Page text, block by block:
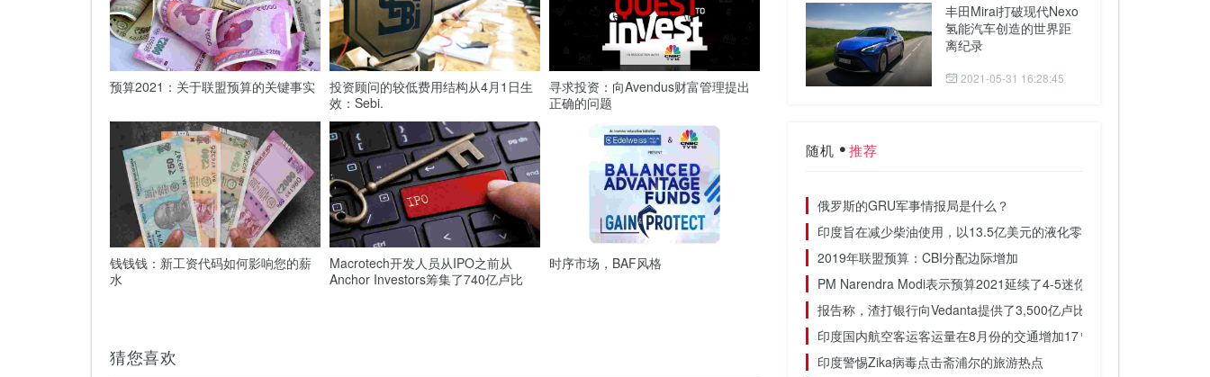
预算2021：关于联盟预算的关键事实
投资顾问的较低费用结构从4月1日生
效：Sebi.
寻求投资：向Avendus财富管理提出
正确的问题
钱钱钱：新工资代码如何影响您的薪
水
Macrotech开发人员从IPO之前从
Anchor Investors筹集了740亿卢比
时序市场，BAF风格
猜您喜欢
丰田Mirai打破现代Nexo
氢能汽车创造的世界距
离纪录
2021-05-31 16:28:45
随机 推荐
俄罗斯的GRU军事情报局是什么？
印度旨在减少柴油使用，以13.5亿美元的液化零售零售
2019年联盟预算：CBI分配边际增加
PM Narendra Modi表示预算2021延续了4-5迷你预算在2020年宣布
报告称，渣打银行向Vedanta提供了3,500亿卢比的抵消抵押俱乐部
印度国内航空客运客运量在8月份的交通增加17％至113.5万;市场份额
印度警惕Zika病毒点击斋浦尔的旅游热点